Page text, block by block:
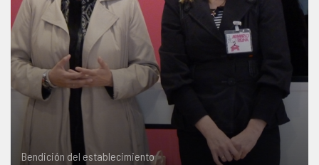
Bendición del establecimiento